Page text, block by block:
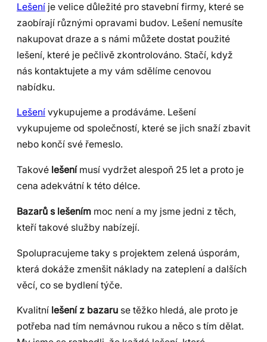
Lešení je velice důležité pro stavební firmy, které se
zaobírají různými opravami budov. Lešení nemusíte
nakupovat draze a s námi můžete dostat použité
lešení, které je pečlivě zkontrolováno. Stačí, když
nás kontaktujete a my vám sdělíme cenovou
nabídku.
Lešení vykupujeme a prodáváme. Lešení
vykupujeme od společností, které se jich snaží zbavit
nebo končí své řemeslo.
Takové lešení musí vydržet alespoň 25 let a proto je
cena adekvátní k této délce.
Bazarů s lešením moc není a my jsme jedni z těch,
kteří takové služby nabízejí.
Spolupracujeme taky s projektem zelená úsporám,
která dokáže zmenšit náklady na zateplení a dalších
věcí, co se bydlení týče.
Kvalitní lešení z bazaru se těžko hledá, ale proto je
potřeba nad tím nemávnou rukou a něco s tím dělat.